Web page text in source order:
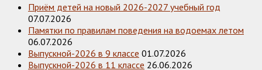
Приём детей на новый 2026-2027 учебный год
07.07.2026
Памятки по правилам поведения на водоемах летом
06.07.2026
Выпускной-2026 в 9 классе 01.07.2026
Выпускной-2026 в 11 классе 26.06.2026